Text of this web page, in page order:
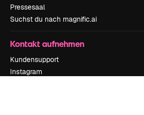
Pressesaal
Suchst du nach magnific.ai
Kontakt aufnehmen
Kundensupport
Instagram